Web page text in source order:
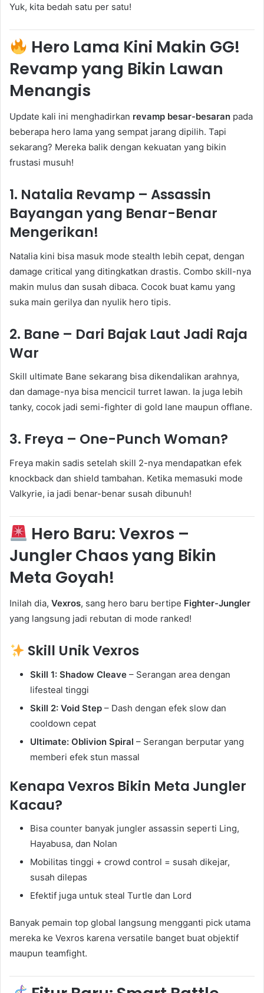
Yuk, kita bedah satu per satu!
Hero Lama Kini Makin GG!
Revamp yang Bikin Lawan
Menangis
Update kali ini menghadirkan revamp besar-besaran pada
beberapa hero lama yang sempat jarang dipilih. Tapi
sekarang? Mereka balik dengan kekuatan yang bikin
frustasi musuh!
1. Natalia Revamp – Assassin
Bayangan yang Benar-Benar
Mengerikan!
Natalia kini bisa masuk mode stealth lebih cepat, dengan
damage critical yang ditingkatkan drastis. Combo skill-nya
makin mulus dan susah dibaca. Cocok buat kamu yang
suka main gerilya dan nyulik hero tipis.
2. Bane – Dari Bajak Laut Jadi Raja
War
Skill ultimate Bane sekarang bisa dikendalikan arahnya,
dan damage-nya bisa mencicil turret lawan. Ia juga lebih
tanky, cocok jadi semi-fighter di gold lane maupun offlane.
3. Freya – One-Punch Woman?
Freya makin sadis setelah skill 2-nya mendapatkan efek
knockback dan shield tambahan. Ketika memasuki mode
Valkyrie, ia jadi benar-benar susah dibunuh!
Hero Baru:Vexros –
Jungler Chaos yang Bikin
Meta Goyah!
Inilah dia, Vexros, sang hero baru bertipe Fighter-Jungler
yang langsung jadi rebutan di mode ranked!
Skill Unik Vexros
Skill 1: Shadow Cleave – Serangan area dengan
lifesteal tinggi
Skill 2: Void Step – Dash dengan efek slow dan
cooldown cepat
Ultimate: Oblivion Spiral – Serangan berputar yang
memberi efek stun massal
Kenapa Vexros Bikin Meta Jungler
Kacau?
Bisa counter banyak jungler assassin seperti Ling,
Hayabusa, dan Nolan
Mobilitas tinggi + crowd control = susah dikejar,
susah dilepas
Efektif juga untuk steal Turtle dan Lord
Banyak pemain top global langsung mengganti pick utama
mereka ke Vexros karena versatile banget buat objektif
maupun teamfight.